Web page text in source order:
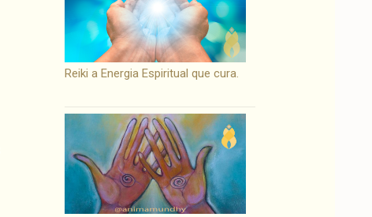
Reiki a Energia Espiritual que cura.